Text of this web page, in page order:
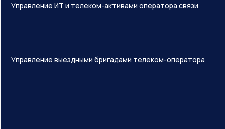
Управление ИТ и телеком-активами оператора связи
Управление выездными бригадами телеком-оператора